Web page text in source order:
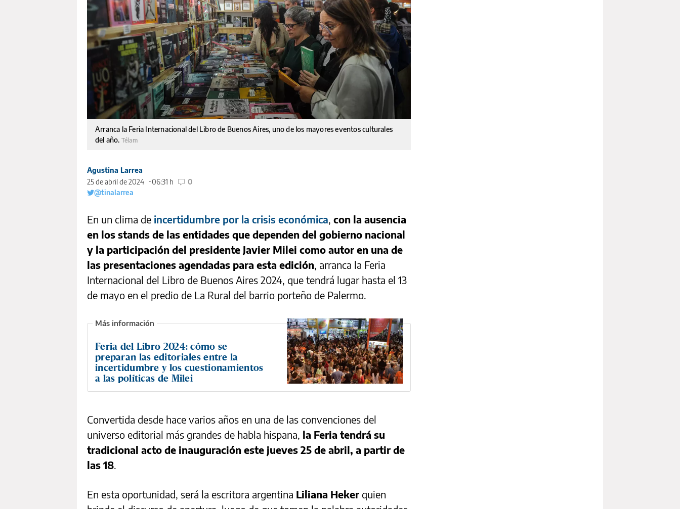
Arranca la Feria Internacional del Libro de Buenos Aires, uno de los mayores eventos culturales
del año. Télam
Agustina Larrea
25 de abril de 2024
06:31 h
0
@tinalarrea
En un clima de incertidumbre por la crisis económica, con la ausencia
en los stands de las entidades que dependen del gobierno nacional
y la participación del presidente Javier Milei como autor en una de
las presentaciones agendadas para esta edición, arranca la Feria
Internacional del Libro de Buenos Aires 2024, que tendrá lugar hasta el 13
de mayo en el predio de La Rural del barrio porteño de Palermo.
Feria del Libro 2024: cómo se
preparan las editoriales entre la
incertidumbre y los cuestionamientos
a las políticas de Milei
Convertida desde hace varios años en una de las convenciones del
universo editorial más grandes de habla hispana, la Feria tendrá su
tradicional acto de inauguración este jueves 25 de abril, a partir de
las 18.
En esta oportunidad, será la escritora argentina Liliana Heker quien